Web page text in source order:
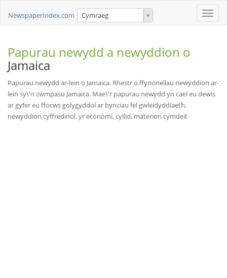
Toggle
NewspaperIndex.com Cymraeg
Papurau newydd a newyddion o
Jamaica
Papurau newydd ar-lein o Jamaica. Rhestr o ffynonellau newyddion ar-
lein sy\'n cwmpasu Jamaica. Mae\'r papurau newydd yn cael eu dewis
ar gyfer eu ffocws golygyddol ar bynciau fel gwleidyddiaeth,
newyddion cyffredinol, yr economi, cyllid, materion cymdeit